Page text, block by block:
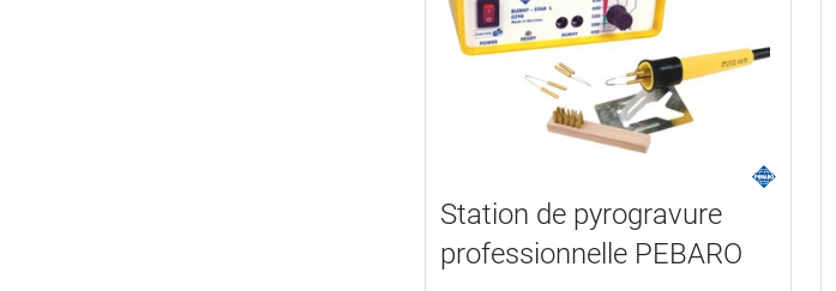
Station de pyrogravure
professionnelle PEBARO